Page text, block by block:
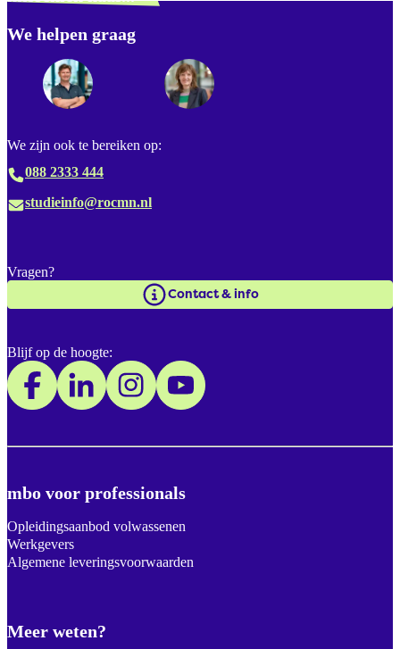
We helpen graag
We zijn ook te bereiken op:
088 2333 444
studieinfo@rocmn.nl
mbo voor professionals
Opleidingsaanbod volwassenen
Werkgevers
Algemene leveringsvoorwaarden
Meer weten?
Vragen?
Contact & info
Blijf op de hoogte:
Footer